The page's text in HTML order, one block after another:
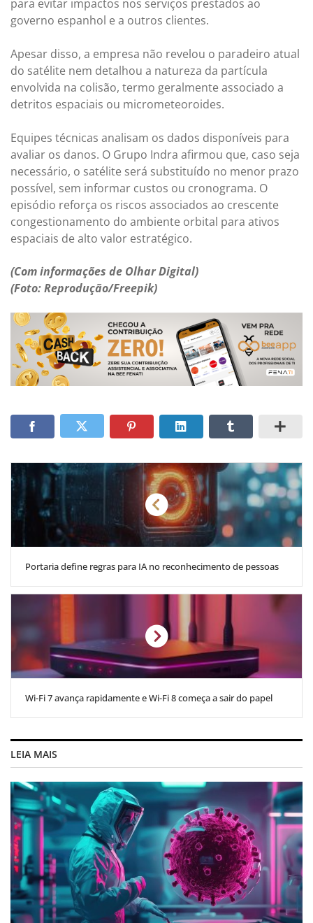
para evitar impactos nos serviços prestados ao
governo espanhol e a outros clientes.
Apesar disso, a empresa não revelou o paradeiro atual
do satélite nem detalhou a natureza da partícula
envolvida na colisão, termo geralmente associado a
detritos espaciais ou micrometeoroides.
Equipes técnicas analisam os dados disponíveis para
avaliar os danos. O Grupo Indra afirmou que, caso seja
necessário, o satélite será substituído no menor prazo
possível, sem informar custos ou cronograma. O
episódio reforça os riscos associados ao crescente
congestionamento do ambiente orbital para ativos
espaciais de alto valor estratégico.
(Com informações de Olhar Digital)
(Foto: Reprodução/Freepik)
Portaria define regras para IA no reconhecimento de pessoas
Wi-Fi 7 avança rapidamente e Wi-Fi 8 começa a sair do papel
LEIA MAIS